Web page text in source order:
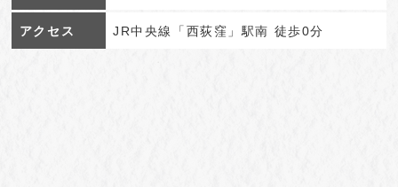
アクセス JR中央線「西荻窪」駅南 徒歩0分